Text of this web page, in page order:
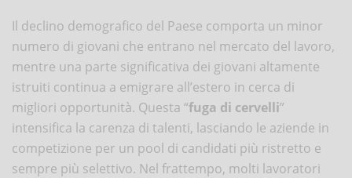
Il declino demografico del Paese comporta un minor
numero di giovani che entrano nel mercato del lavoro,
mentre una parte significativa dei giovani altamente
istruiti continua a emigrare all’estero in cerca di
migliori opportunità. Questa “fuga di cervelli”
intensifica la carenza di talenti, lasciando le aziende in
competizione per un pool di candidati più ristretto e
sempre più selettivo. Nel frattempo, molti lavoratori